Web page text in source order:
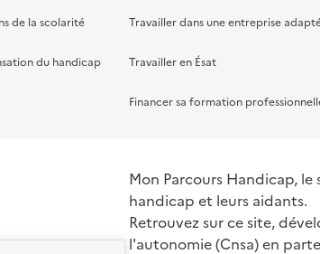
de la scolarité
du handicap
Travailler dans une entreprise
Travailler en Ésat
Financer sa formation
Mon Parcours Handicap,
handicap et leurs aidants.
Retrouvez sur ce site,
l'autonomie (Cnsa) en